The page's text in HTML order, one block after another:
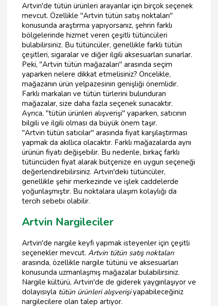
Artvin'de tütün ürünleri arayanlar için birçok seçenek
mevcut. Özellikle "Artvin tütün satış noktaları"
konusunda araştırma yapıyorsanız, şehrin farklı
bölgelerinde hizmet veren çeşitli tütüncüleri
bulabilirsiniz. Bu tütüncüler, genellikle farklı tütün
çeşitleri, sigaralar ve diğer ilgili aksesuarları sunarlar.
Peki, "Artvin tütün mağazaları" arasında seçim
yaparken nelere dikkat etmelisiniz? Öncelikle,
mağazanın ürün yelpazesinin genişliği önemlidir.
Farklı markaları ve tütün türlerini bulunduran
mağazalar, size daha fazla seçenek sunacaktır.
Ayrıca, "tütün ürünleri alışverişi" yaparken, satıcının
bilgili ve ilgili olması da büyük önem taşır.
"Artvin tütün satıcılar" arasında fiyat karşılaştırması
yapmak da akıllıca olacaktır. Farklı mağazalarda aynı
ürünün fiyatı değişebilir. Bu nedenle, birkaç farklı
tütüncüden fiyat alarak bütçenize en uygun seçeneği
değerlendirebilirsiniz. Artvin'deki tütüncüler,
genellikle şehir merkezinde ve işlek caddelerde
yoğunlaşmıştır. Bu noktalara ulaşım kolaylığı da
tercih sebebi olabilir.
Artvin Nargileciler
Artvin'de nargile keyfi yapmak isteyenler için çeşitli
seçenekler mevcut. Artvin tütün satış noktaları
arasında, özellikle nargile tütünü ve aksesuarları
konusunda uzmanlaşmış mağazalar bulabilirsiniz.
Nargile kültürü, Artvin'de de giderek yaygınlaşıyor ve
dolayısıyla tütün ürünleri alışverişiyapabileceğiniz
nargilecilere olan talep artıyor.